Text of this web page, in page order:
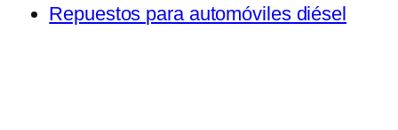
Repuestos para automóviles diésel